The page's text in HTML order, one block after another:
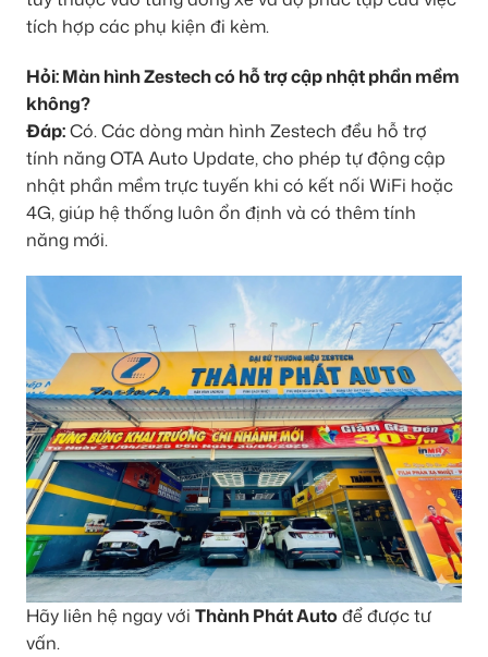
tích hợp các phụ kiện đi kèm.
Hỏi: Màn hình Zestech có hỗ trợ cập nhật phần mềm
không?
Đáp:Có. Các dòng màn hình Zestech đều hỗ trợ
tính năng OTA Auto Update, cho phép tự động cập
nhật phần mềm trực tuyến khi có kết nối WiFi hoặc
4G, giúp hệ thống luôn ổn định và có thêm tính
năng mới.
Hãy liên hệ ngay với Thành Phát Auto để được tư
vấn.